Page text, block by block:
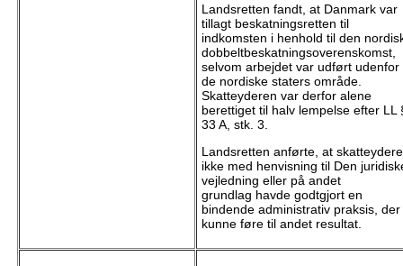
Landsretten fandt, at Danmark var
tillagt beskatningsretten til
indkomsten i henhold til den
dobbeltbeskatningsoverenskomst,
selvom arbejdet var udført udenfor
de nordiske staters område.
Skatteyderen var derfor alene
berettiget til halv lempelse efter LL
33 A, stk. 3.
Landsretten anførte, at
ikke med henvisning til Den
vejledning eller på andet
grundlag havde godtgjort en
bindende administrativ praksis, der
kunne føre til andet resultat.